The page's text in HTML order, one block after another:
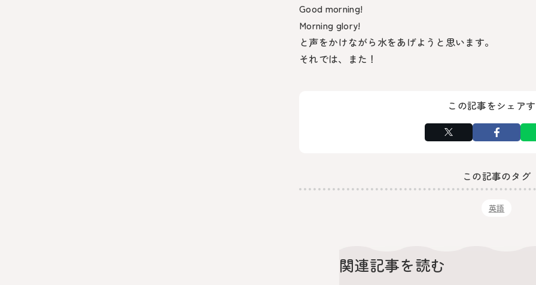
Good morning!
Morning glory!
と声をかけながら水をあげようと思います。
それでは、また！
この記事をシェア
この記事のタグ
英語
関連記事を読む